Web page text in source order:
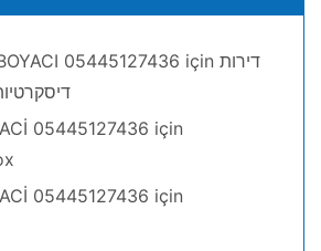
05445127436 için דירות
05445127436 için
05445127436 için